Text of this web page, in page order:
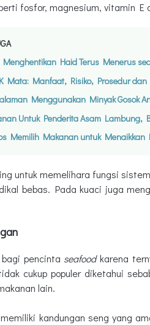
fosfor, magnesium, vitamin E
Menghentikan Haid Terus Menerus
Mata: Manfaat, Risiko, Prosedur dan
Menggunakan Minyak Gosok
Untuk Penderita Asam Lambung,
Memilih Makanan untuk Menaikkan
untuk memelihara fungsi
bebas. Pada kuaci juga
pencinta seafoodkarena
cukup populer diketahui
lain.
kandungan seng yang